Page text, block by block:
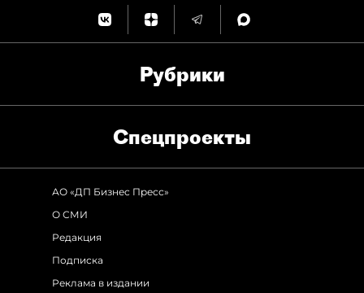
Рубрики
Спец­проекты
АО «ДП Бизнес Пресс»
О СМИ
Редакция
Подписка
Реклама в издании